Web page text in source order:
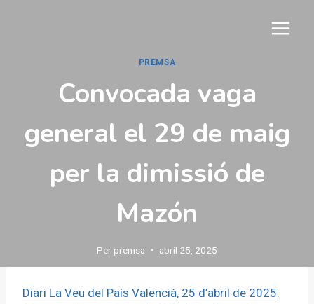
PREMSA
Convocada vaga
general el 29 de maig
per la dimissió de
Mazón
Per premsa abril 25, 2025
Diari La Veu del País Valencià, 25 d’abril de 2025: